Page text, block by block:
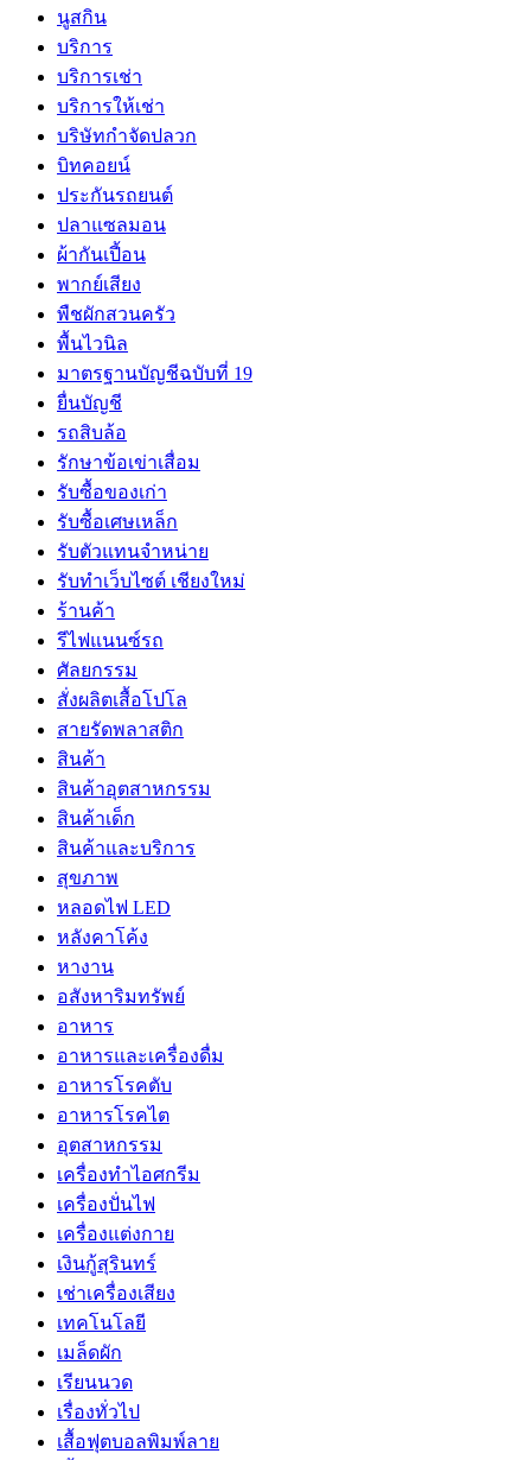
นูสกิน
บริการ
บริการเช่า
บริการให้เช่า
บริษัทกำจัดปลวก
บิทคอยน์
ประกันรถยนต์
ปลาแซลมอน
ผ้ากันเปี้อน
พากย์เสียง
พืชผักสวนครัว
พื้นไวนิล
มาตรฐานบัญชีฉบับที่ 19
ยื่นบัญชี
รถสิบล้อ
รักษาข้อเข่าเสื่อม
รับซื้อของเก่า
รับซื้อเศษเหล็ก
รับตัวแทนจำหน่าย
รับทำเว็บไซต์ เชียงใหม่
ร้านค้า
รีไฟแนนซ์รถ
ศัลยกรรม
สั่งผลิตเสื้อโปโล
สายรัดพลาสติก
สินค้า
สินค้าอุตสาหกรรม
สินค้าเด็ก
สินค้าและบริการ
สุขภาพ
หลอดไฟ LED
หลังคาโค้ง
หางาน
อสังหาริมทรัพย์
อาหาร
อาหารและเครื่องดื่ม
อาหารโรคตับ
อาหารโรคไต
อุตสาหกรรม
เครื่องทำไอศกรีม
เครื่องปั่นไฟ
เครื่องแต่งกาย
เงินกู้สุรินทร์
เช่าเครื่องเสียง
เทคโนโลยี
เมล็ดผัก
เรียนนวด
เรื่องทั่วไป
เสื้อฟุตบอลพิมพ์ลาย